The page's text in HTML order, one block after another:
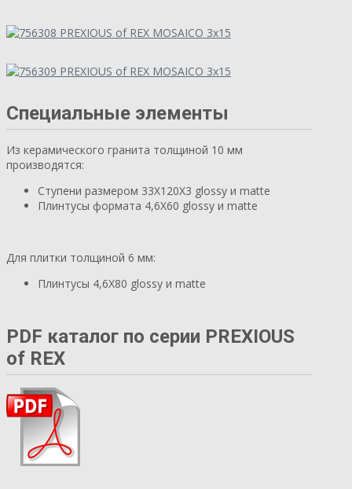
Специальные элементы
Из керамического гранита толщиной 10 мм
производятся:
Ступени размером 33X120X3 glossy и matte
Плинтусы формата 4,6X60 glossy и matte
Для плитки толщиной 6 мм:
Плинтусы 4,6X80 glossy и matte
PDF каталог по серии PREXIOUS
of REX